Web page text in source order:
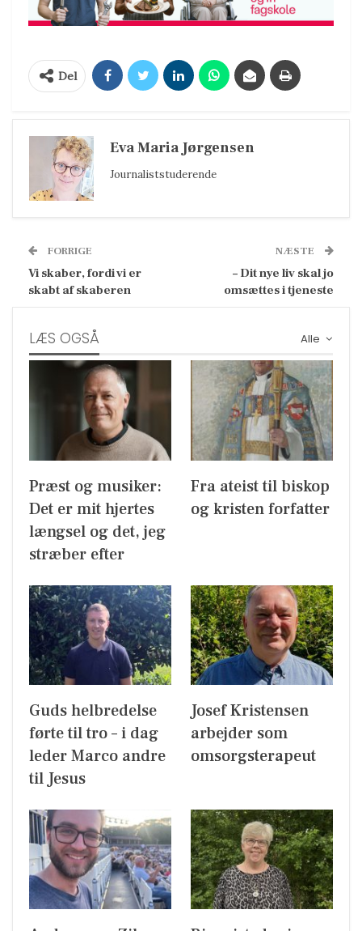
Del
Eva Maria Jørgensen
Journaliststuderende
FORRIGE
Vi skaber, fordi vi er
skabt af skaberen
NÆSTE
– Dit nye liv skal jo
omsættes i tjeneste
Alle
LÆS OGSÅ
Præst og musiker:
Det er mit hjertes
længsel og det, jeg
stræber efter
Fra ateist til biskop
og kristen forfatter
Guds helbredelse
førte til tro – i dag
leder Marco andre
til Jesus
Josef Kristensen
arbejder som
omsorgsterapeut